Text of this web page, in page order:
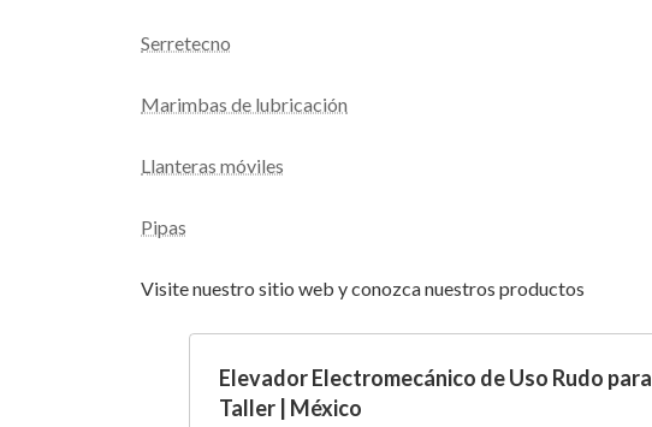
Serretecno
Marimbas de lubricación
Llanteras móviles
Pipas
Visite nuestro sitio web y conozca nuestros productos
Elevador Electromecánico de Uso Rudo para
Taller | México